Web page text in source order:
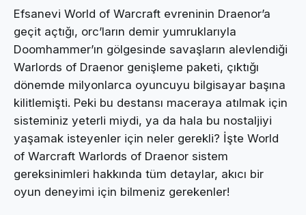
Efsanevi World of Warcraft evreninin Draenor’a
geçit açtığı, orc’ların demir yumruklarıyla
Doomhammer’ın gölgesinde savaşların alevlendiği
Warlords of Draenor genişleme paketi, çıktığı
dönemde milyonlarca oyuncuyu bilgisayar başına
kilitlemişti. Peki bu destansı maceraya atılmak için
sisteminiz yeterli miydi, ya da hala bu nostaljiyi
yaşamak isteyenler için neler gerekli? İşte World
of Warcraft Warlords of Draenor sistem
gereksinimleri hakkında tüm detaylar, akıcı bir
oyun deneyimi için bilmeniz gerekenler!